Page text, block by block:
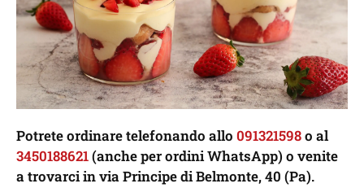
Potrete ordinare telefonando allo 091321598o al
3450188621(anche per ordini WhatsApp) o venite
a trovarci in via Principe di Belmonte, 40 (Pa).